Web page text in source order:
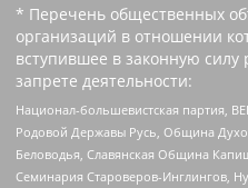
* Перечень общественных
организаций в отношении
вступившее в законную
запрете деятельности:
Национал-большевистская партия,
Родовой Державы Русь, Община
Беловодья, Славянская Община
Семинария Староверов-Инглингов,